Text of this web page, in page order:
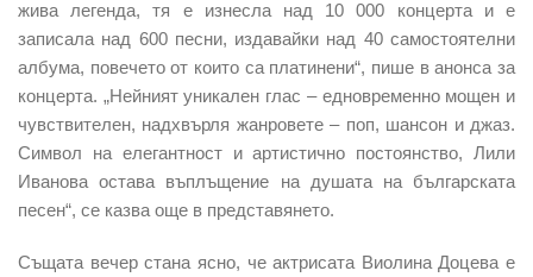
жива легенда, тя е изнесла над 10 000 концерта и е
записала над 600 песни, издавайки над 40 самостоятелни
албума, повечето от които са платинени“, пише в анонса за
концерта. „Нейният уникален глас – едновременно мощен и
чувствителен, надхвърля жанровете – поп, шансон и джаз.
Символ на елегантност и артистично постоянство, Лили
Иванова остава въплъщение на душата на българската
песен“, се казва още в представянето.
Същата вечер стана ясно, чеактрисата Виолина Доцева е